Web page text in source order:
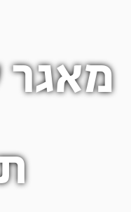
מאגר